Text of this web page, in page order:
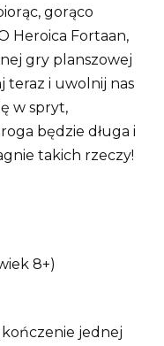
gorąco
Heroica Fortaan,
gry planszowej
teraz i uwolnij nas
w spryt,
będzie długa i
takich rzeczy!
8+)
jednej